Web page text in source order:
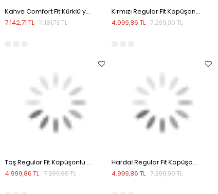
Kahve Comfort Fit Kürklü yaka Yünlü Mont
7.142,71 TL 11.181,73 TL
Kırmızı Regular Fit Kapüşonlu Şişme Kışlık Mont
4.999,86 TL 7.299,90 TL
Taş Regular Fit Kapüşonlu Şişme Kışlık Mont
4.999,86 TL 7.299,90 TL
Hardal Regular Fit Kapüşonlu Şişme Kışlık Mont
4.999,86 TL 7.299,90 TL